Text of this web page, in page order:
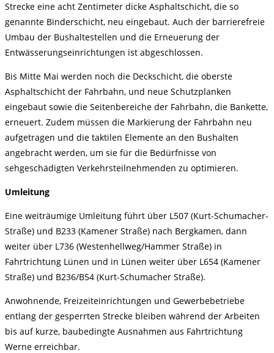
Strecke eine acht Zentimeter dicke Asphaltschicht, die so
genannte Binderschicht, neu eingebaut. Auch der barrierefreie
Umbau der Bushaltestellen und die Erneuerung der
Entwässerungseinrichtungen ist abgeschlossen.
Bis Mitte Mai werden noch die Deckschicht, die oberste
Asphaltschicht der Fahrbahn, und neue Schutzplanken
eingebaut sowie die Seitenbereiche der Fahrbahn, die Bankette,
erneuert. Zudem müssen die Markierung der Fahrbahn neu
aufgetragen und die taktilen Elemente an den Bushalten
angebracht werden, um sie für die Bedürfnisse von
sehgeschädigten Verkehrsteilnehmenden zu optimieren.
Umleitung
Eine weiträumige Umleitung führt über L507 (Kurt-Schumacher-
Straße) und B233 (Kamener Straße) nach Bergkamen, dann
weiter über L736 (Westenhellweg/Hammer Straße) in
Fahrtrichtung Lünen und in Lünen weiter über L654 (Kamener
Straße) und B236/B54 (Kurt-Schumacher Straße).
Anwohnende, Freizeiteinrichtungen und Gewerbebetriebe
entlang der gesperrten Strecke bleiben während der Arbeiten
bis auf kurze, baubedingte Ausnahmen aus Fahrtrichtung
Werne erreichbar.